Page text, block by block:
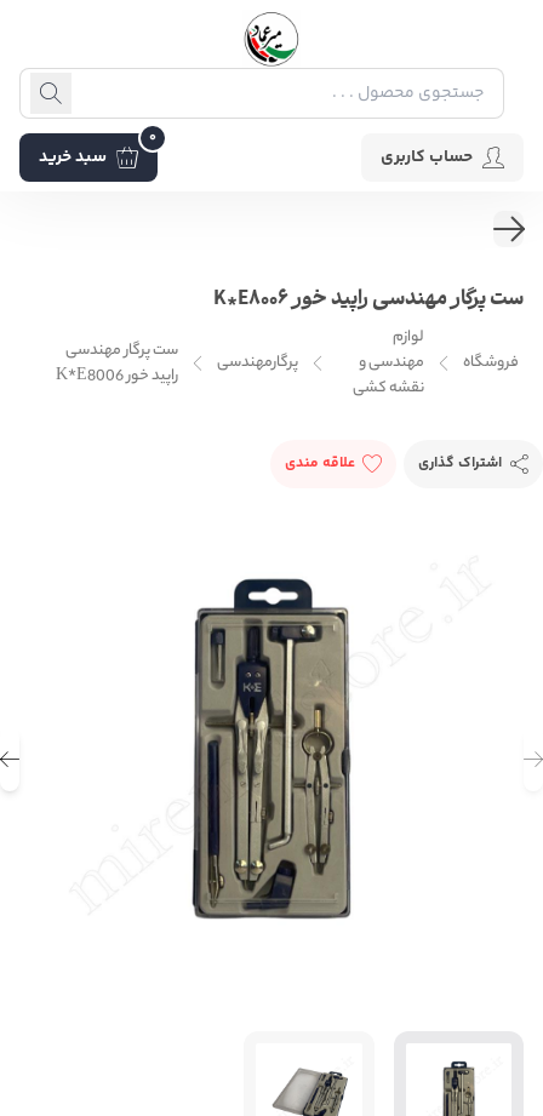
حساب کاربری سبد خرید
0
ست پرگار مهندسی راپید خور K*E8006
فروشگاه
لوازم
مهندسی و
نقشه کشی
پرگارمهندسی
ست پرگار مهندسی
راپید خور K*E8006
اشتراک گذاری علاقه مندی